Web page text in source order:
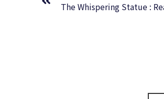
The Whispering Statue :